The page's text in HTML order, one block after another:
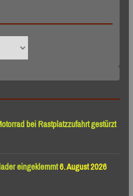
bei Rastplatzzufahrt gestürzt
eingeklemmt6. August 2026